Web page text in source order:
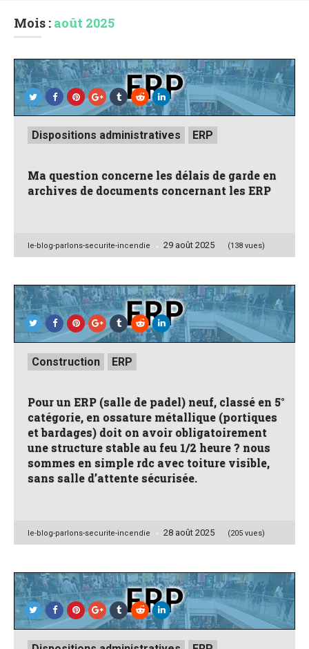
Mois : août 2025
Posted
inDispositions administratives ERP
Ma question concerne les délais de garde en
archives de documents concernant les ERP
Posted
le-blog-parlons-securite-incendie 29 août 2025 (138 vues)
Posted
inConstruction ERP
Pour un ERP (salle de padel) neuf, classé en 5°
catégorie, en ossature métallique (portiques
et bardages) doit on avoir obligatoirement
une structure stable au feu 1/2 heure ? nous
sommes en simple rdc avec toiture visible,
sans salle d’attente sécurisée.
Posted
le-blog-parlons-securite-incendie 28 août 2025 (205 vues)
Posted